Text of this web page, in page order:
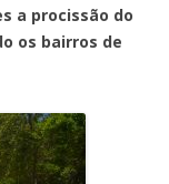
a procissão do
os bairros de